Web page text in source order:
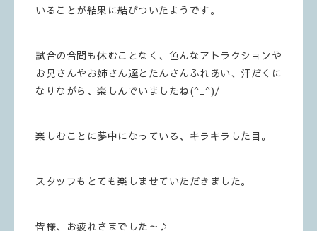
いることが結果に結びついたようです。
試合の合間も休むことなく、色んなアトラクションや
お兄さんやお姉さん達とたんさんふれあい、汗だくに
なりながら、楽しんでいましたね(^_^)/
楽しむことに夢中になっている、キラキラした目。
スタッフもとても楽しませていただきました。
皆様、お疲れさまでした～♪